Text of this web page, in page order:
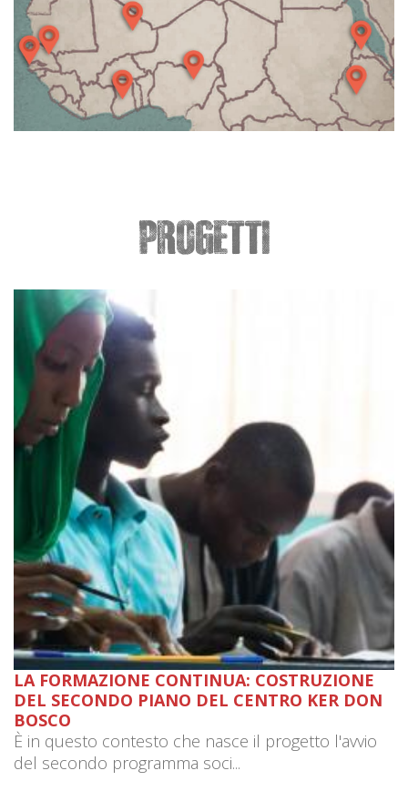
PROGETTI
LA FORMAZIONE CONTINUA: COSTRUZIONE
DEL SECONDO PIANO DEL CENTRO KER DON
BOSCO
È in questo contesto che nasce il progetto l'avvio
del secondo programma soci...